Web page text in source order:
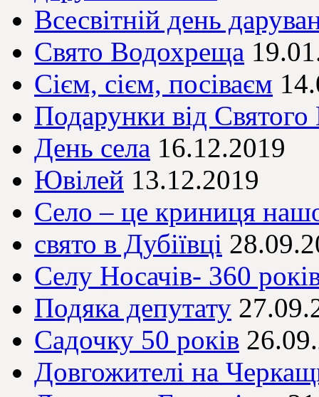
Всесвітній день
Свято Водохреща
Сієм, сієм, посіваєм
Подарунки від
День села 16.12.2019
Ювілей 13.12.2019
Село – це криниця
свято в Дубіївці
Селу Носачів- 360
Подяка депутату
Садочку 50 років
Довгожителі на